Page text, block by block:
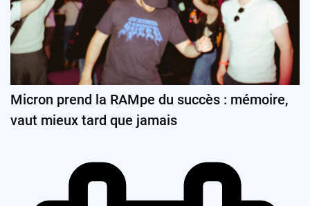
Micron prend la RAMpe du succès : mémoire,
vaut mieux tard que jamais